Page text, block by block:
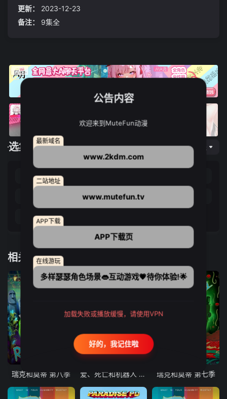
更新：
2023-12-23
备注：
9集全
选集播放 网页专线
第01集
第06集 第07集
第09集
相关推荐
瑞克和莫蒂 第八季
9集全
爱、死亡和机器人 第三季 瑞克和莫蒂 第七季
公告内容
欢迎来到MuteFun动漫
最新域名
www.2kdm.com
二站地址
www.mutefun.tv
APP下载
APP下载页
在线游玩
多样瑟瑟角色场景👄互动游戏💗待你体验!🌟
加载失败或播放缓慢，请使用VPN
好的，我记住啦